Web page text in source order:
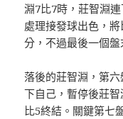
淵7比7時，莊智淵
處理接發球出色，
分，不過最後一個
落後的莊智淵，第
下自己，暫停後莊
比5終結。關鍵第七